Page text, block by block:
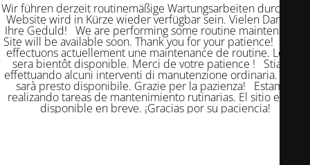
Wir führen derzeit routinemäßige Wartungsarbeiten durch. Die
Website wird in Kürze wieder verfügbar sein. Vielen Dank für
Ihre Geduld! We are performing some routine maintenance.
Site will be available soon. Thank you for your patience! Nous
effectuons actuellement une maintenance de routine. Le site
sera bientôt disponible. Merci de votre patience ! Stiamo
effettuando alcuni interventi di manutenzione ordinaria. Il sito
sarà presto disponibile. Grazie per la pazienza! Estamos
realizando tareas de mantenimiento rutinarias. El sitio estará
disponible en breve. ¡Gracias por su paciencia!